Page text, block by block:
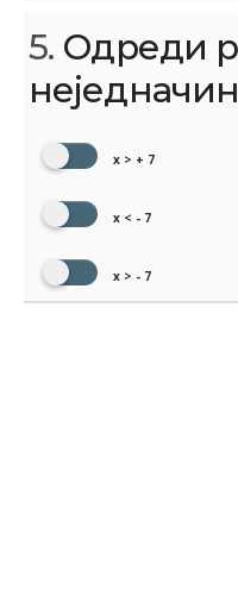
5. Одреди
x > + 7
x < - 7
x > - 7